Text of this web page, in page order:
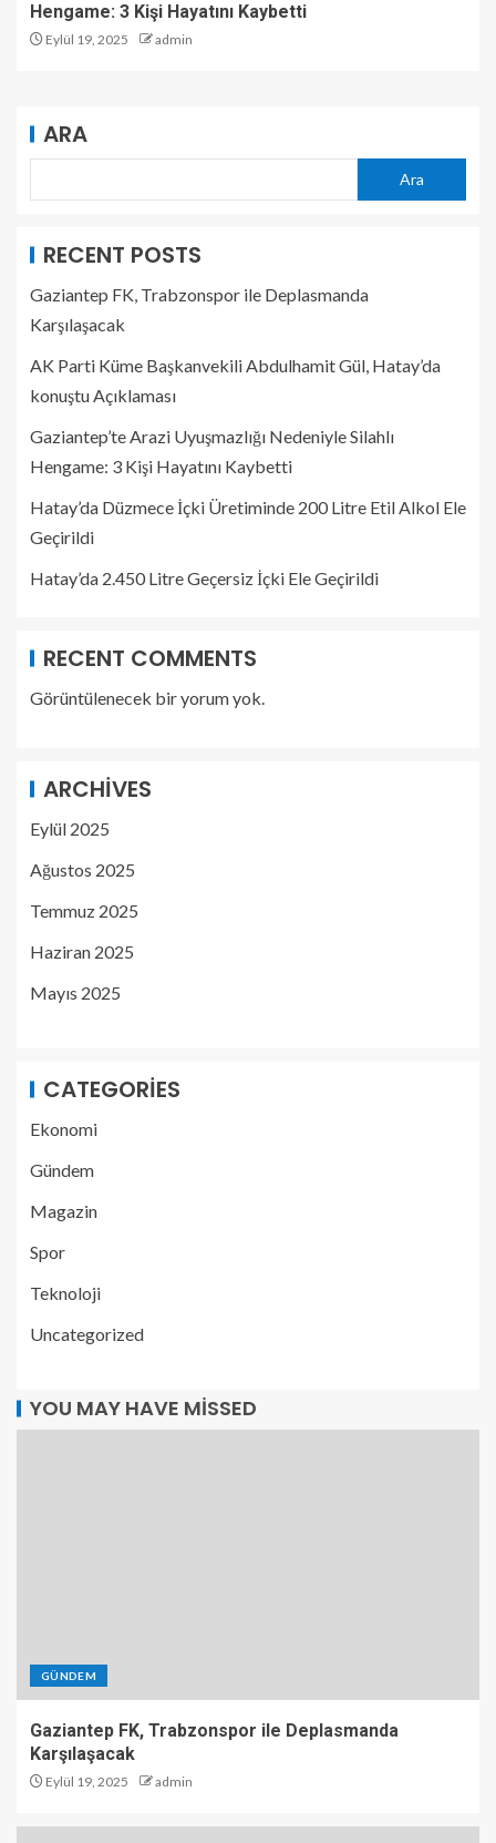
Hengame: 3 Kişi Hayatını Kaybetti
Eylül 19, 2025 admin
ARA
Ara
RECENT POSTS
Gaziantep FK, Trabzonspor ile Deplasmanda
Karşılaşacak
AK Parti Küme Başkanvekili Abdulhamit Gül, Hatay’da
konuştu Açıklaması
Gaziantep’te Arazi Uyuşmazlığı Nedeniyle Silahlı
Hengame: 3 Kişi Hayatını Kaybetti
Hatay’da Düzmece İçki Üretiminde 200 Litre Etil Alkol Ele
Geçirildi
Hatay’da 2.450 Litre Geçersiz İçki Ele Geçirildi
RECENT COMMENTS
Görüntülenecek bir yorum yok.
ARCHIVES
Eylül 2025
Ağustos 2025
Temmuz 2025
Haziran 2025
Mayıs 2025
CATEGORIES
Ekonomi
Gündem
Magazin
Spor
Teknoloji
Uncategorized
YOU MAY HAVE MISSED
GÜNDEM
Gaziantep FK, Trabzonspor ile Deplasmanda
Karşılaşacak
Eylül 19, 2025 admin